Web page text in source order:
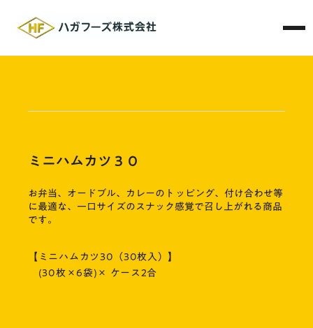
ミニハムカツ３０
お弁当、オードブル、カレーのトッピング、付け合わせ等
に最適な、一口サイズのスナック感覚で召し上がれる商品
です。
【ミニハムカツ30（30枚入）】
(30枚×6袋)× ケース2合